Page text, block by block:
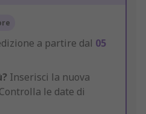
a partire dal 05
Inserisci la nuova
le date di